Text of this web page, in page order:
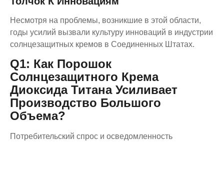
Несмотря на проблемы, возникшие в этой области,
годы усилий вызвали культуру инноваций в индустрии
солнцезащитных кремов в Соединенных Штатах.
Q1: Как Порошок
Солнцезащитного Крема
Диоксида Титана Усиливает
Производство Большого
Объема?
Потребительский спрос и осведомленность